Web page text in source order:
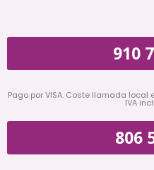
910
Pago por VISA. Coste llamada
IVA
806